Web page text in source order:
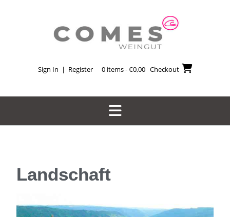
Sign In | Register 0 items - €0,00 Checkout
Landschaft